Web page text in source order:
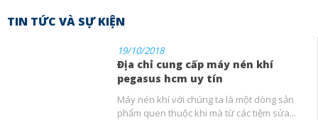
TIN TỨC VÀ SỰ KIỆN
19/10/2018
Địa chỉ cung cấp máy nén khí
pegasus hcm uy tín
Máy nén khí với chúng ta là một dòng sản
phẩm quen thuộc khi mà từ các tiệm sửa...